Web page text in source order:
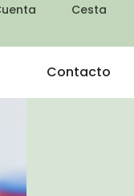
Cesta
Contacto